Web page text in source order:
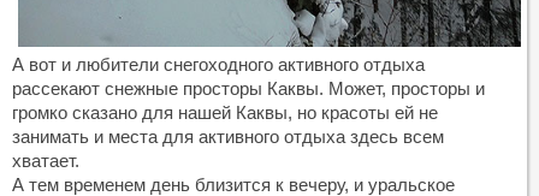
А вот и любители снегоходного активного отдыха
рассекают снежные просторы Каквы. Может, просторы и
громко сказано для нашей Каквы, но красоты ей не
занимать и места для активного отдыха здесь всем
хватает.
А тем временем день близится к вечеру, и уральское